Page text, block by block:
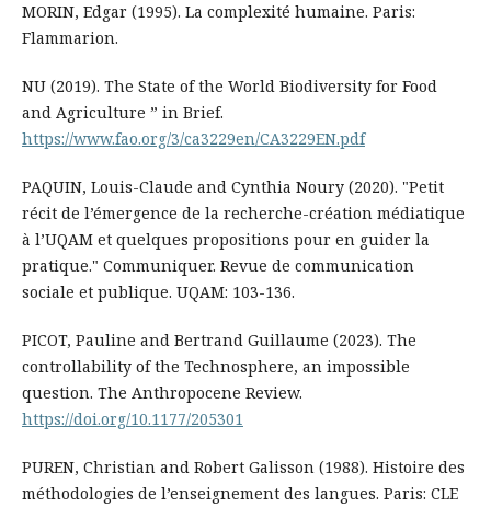
MORIN, Edgar (1995). La complexité humaine. Paris:
Flammarion.
NU (2019). The State of the World Biodiversity for Food
and Agriculture ” in Brief.
https://www.fao.org/3/ca3229en/CA3229EN.pdf
PAQUIN, Louis-Claude and Cynthia Noury (2020). "Petit
récit de l’émergence de la recherche-création médiatique
à l’UQAM et quelques propositions pour en guider la
pratique." Communiquer. Revue de communication
sociale et publique. UQAM: 103-136.
PICOT, Pauline and Bertrand Guillaume (2023). The
controllability of the Technosphere, an impossible
question. The Anthropocene Review.
https://doi.org/10.1177/205301
PUREN, Christian and Robert Galisson (1988). Histoire des
méthodologies de l’enseignement des langues. Paris: CLE